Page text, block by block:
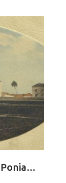
Koszary Kawalerii, ul. Poniatowskiego